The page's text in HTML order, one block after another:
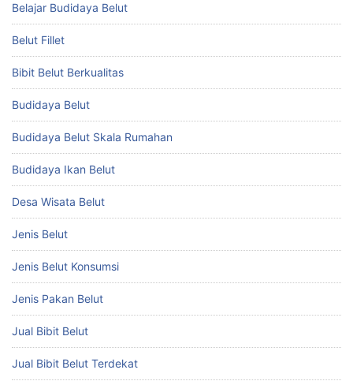
Belajar Budidaya Belut
Belut Fillet
Bibit Belut Berkualitas
Budidaya Belut
Budidaya Belut Skala Rumahan
Budidaya Ikan Belut
Desa Wisata Belut
Jenis Belut
Jenis Belut Konsumsi
Jenis Pakan Belut
Jual Bibit Belut
Jual Bibit Belut Terdekat